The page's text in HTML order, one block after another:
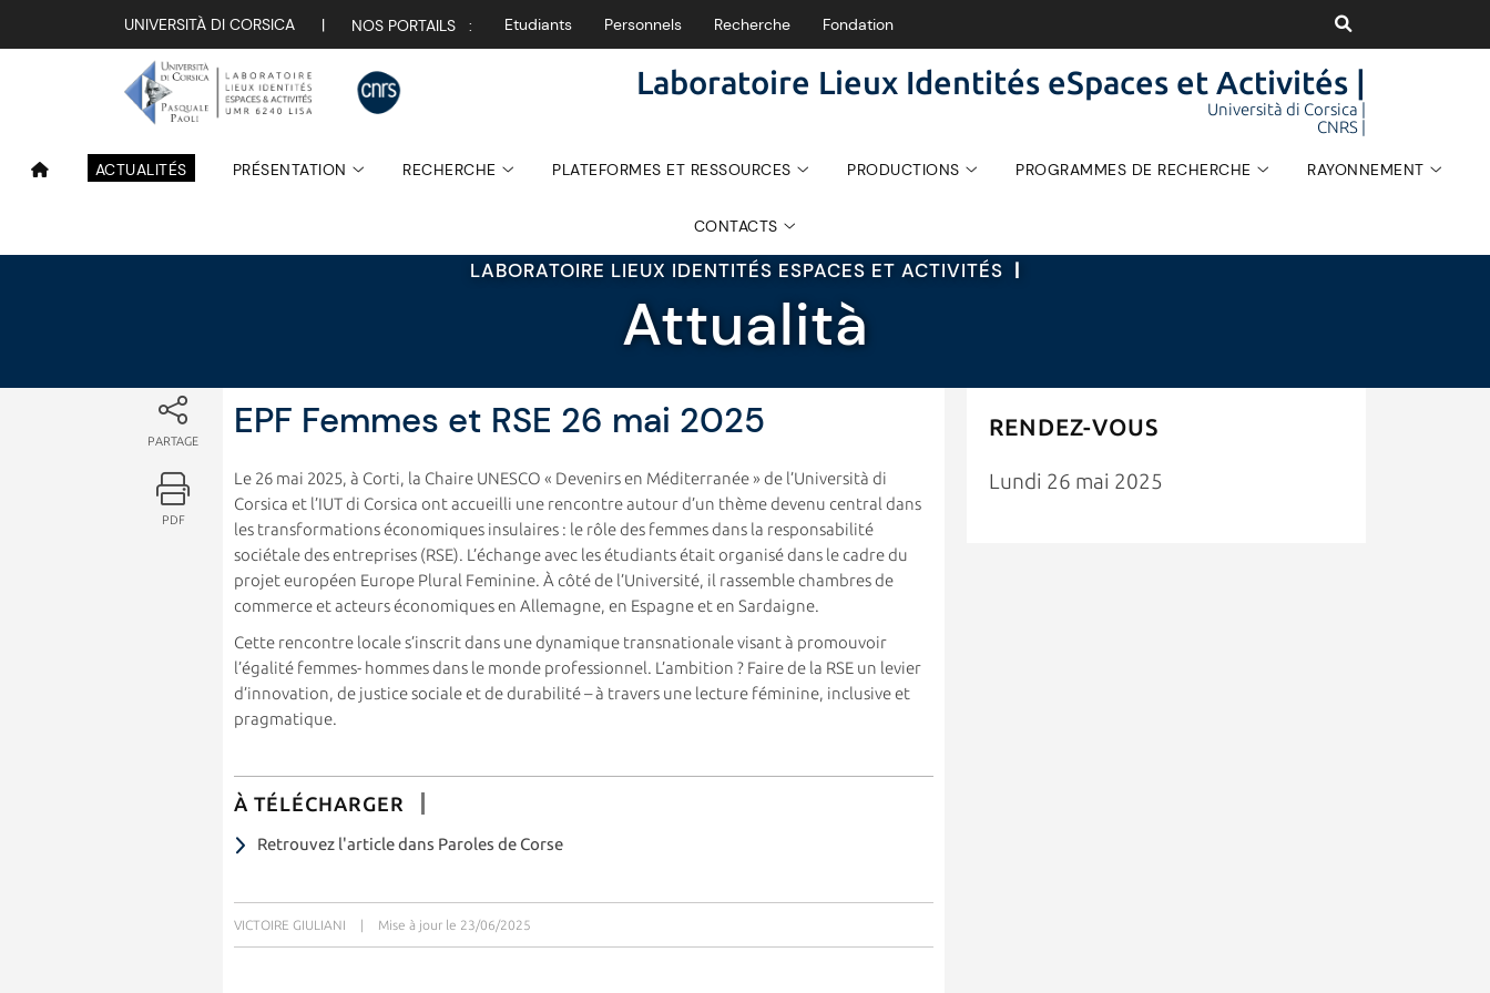
UNIVERSITÀ DI CORSICA | NOS PORTAILS : Etudiants Personnels Recherche Fondation
Laboratoire Lieux Identités eSpaces et Activités |
Università di Corsica |
CNRS |
ACTUALITÉS PRÉSENTATION RECHERCHE PLATEFORMES ET RESSOURCES PRODUCTIONS PROGRAMMES DE RECHERCHE RAYONNEMENT
CONTACTS
LABORATOIRE LIEUX IDENTITÉS ESPACES ET ACTIVITÉS |
Attualità
PARTAGE
PDF
EPF Femmes et RSE 26 mai 2025
Le 26 mai 2025, à Corti, la Chaire UNESCO « Devenirs en Méditerranée » de l’Università di
Corsica et l’IUT di Corsica ont accueilli une rencontre autour d’un thème devenu central dans
les transformations économiques insulaires : le rôle des femmes dans la responsabilité
sociétale des entreprises (RSE). L’échange avec les étudiants était organisé dans le cadre du
projet européen Europe Plural Feminine. À côté de l’Université, il rassemble chambres de
commerce et acteurs économiques en Allemagne, en Espagne et en Sardaigne.
Cette rencontre locale s’inscrit dans une dynamique transnationale visant à promouvoir
l’égalité femmes- hommes dans le monde professionnel. L’ambition ? Faire de la RSE un levier
d’innovation, de justice sociale et de durabilité – à travers une lecture féminine, inclusive et
pragmatique.
À TÉLÉCHARGER
Retrouvez l'article dans Paroles de Corse
VICTOIRE GIULIANI | Mise à jour le 23/06/2025
RENDEZ-VOUS
Lundi 26 mai 2025